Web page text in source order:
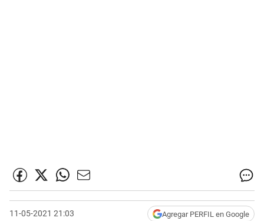
11-05-2021 21:03 Agregar PERFIL en Google